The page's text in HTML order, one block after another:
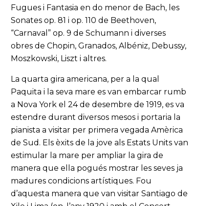
Fugues i Fantasia en do menor de Bach, les
Sonates op. 81 i op. 110 de Beethoven,
“Carnaval” op. 9 de Schumann i diverses
obres de Chopin, Granados, Albéniz, Debussy,
Moszkowski, Liszt i altres.
La quarta gira americana, per a la qual
Paquita i la seva mare es van embarcar rumb
a Nova York el 24 de desembre de 1919, es va
estendre durant diversos mesos i portaria la
pianista a visitar per primera vegada Amèrica
de Sud. Els èxits de la jove als Estats Units van
estimular la mare per ampliar la gira de
manera que ella pogués mostrar les seves ja
madures condicions artístiques. Fou
d’aquesta manera que van visitar Santiago de